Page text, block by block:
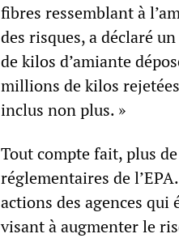
fibres ressemblant à
des risques, a déclaré
de kilos d’amiante
millions de kilos
inclus non plus. »
Tout compte fait, plus
réglementaires de
actions des agences
visant à augmenter le